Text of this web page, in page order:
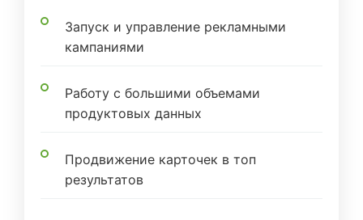
Запуск и управление рекламными
кампаниями
Работу с большими объемами
продуктовых данных
Продвижение карточек в топ
результатов